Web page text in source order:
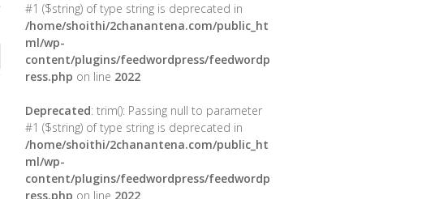
#1 ($string) of type string is deprecated in
/home/shoithi/2chanantena.com/public_ht
ml/wp-
content/plugins/feedwordpress/feedwordp
ress.php on line 2022
Deprecated: trim(): Passing null to parameter
#1 ($string) of type string is deprecated in
/home/shoithi/2chanantena.com/public_ht
ml/wp-
content/plugins/feedwordpress/feedwordp
ress.php on line 2022